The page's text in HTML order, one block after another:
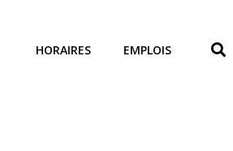
HORAIRES EMPLOIS